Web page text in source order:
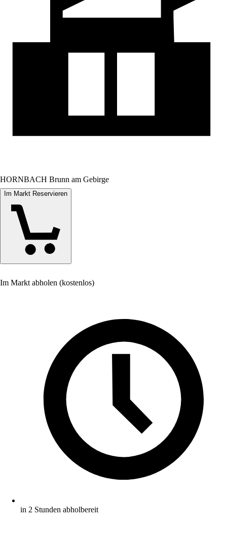
HORNBACH Brunn am Gebirge
Im Markt Reservieren
Im Markt abholen (kostenlos)
in 2 Stunden abholbereit